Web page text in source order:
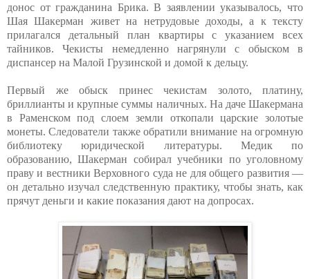
донос от гражданина Брика. В заявлении указывалось, что
Шая Шакерман живет на нетрудовые доходы, а к тексту
прилагался детальный план квартиры с указанием всех
тайников. Чекисты немедленно нагрянули с обыском в
диспансер на Малой Грузинской и домой к дельцу.
Первый же обыск принес чекистам золото, платину,
бриллианты и крупные суммы наличных. На даче Шакермана
в Раменском под слоем земли откопали царские золотые
монеты. Следователи также обратили внимание на огромную
библиотеку юридической литературы. Медик по
образованию, Шакерман собирал учебники по уголовному
праву и вестники Верховного суда не для общего развития —
он детально изучал следственную практику, чтобы знать, как
прячут деньги и какие показания дают на допросах.